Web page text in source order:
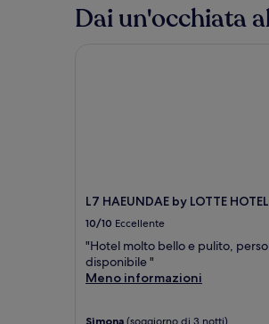
Dai un'occhiata
L7 HAEUNDAE by LOTTE
10/10 Eccellente
"Hotel molto bello e pulito,
disponibile "
Meno informazioni
Simona